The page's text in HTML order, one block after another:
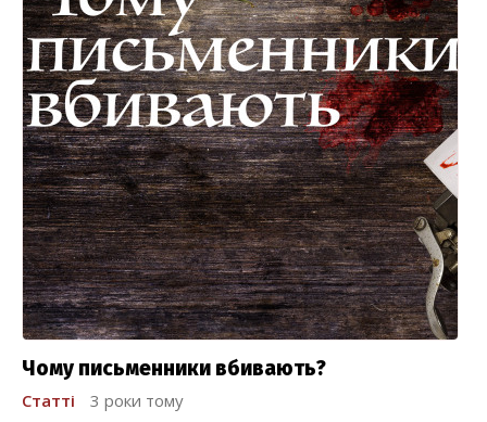
Чому письменники вбивають?
Статті
3 роки тому